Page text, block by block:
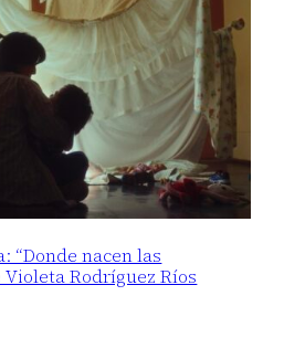
“Donde nacen las
Violeta Rodríguez Ríos